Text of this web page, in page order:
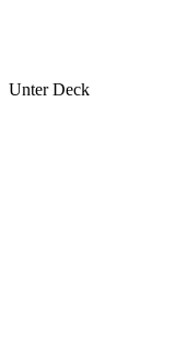
Unter Deck